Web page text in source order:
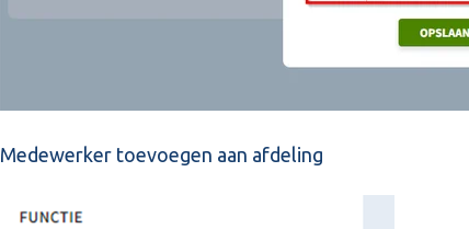
Medewerker toevoegen aan afdeling